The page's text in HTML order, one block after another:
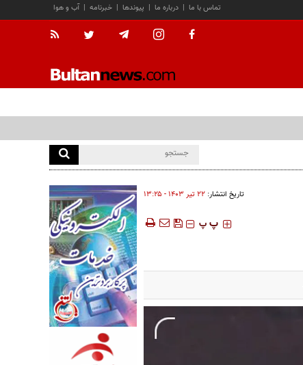
آب و هوا | خبرنامه | پیوندها | درباره ما | تماس با ما
تاریخ انتشار: ۲۲ تير ۱۴۰۳ - ۱۳:۲۵
‍‍‍ پ پ